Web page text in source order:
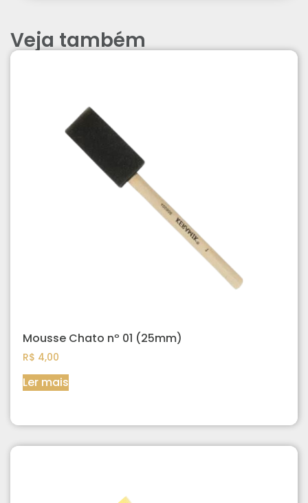
Veja também
Mousse Chato nº 01 (25mm)
R$ 4,00
Ler mais